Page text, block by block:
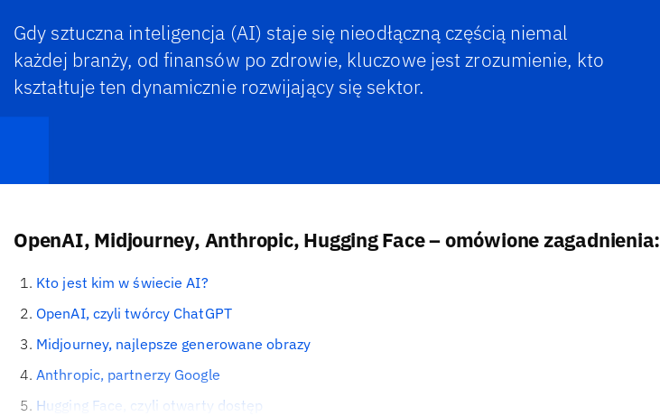
Gdy sztuczna inteligencja (AI) staje się nieodłączną częścią niemal
każdej branży, od finansów po zdrowie, kluczowe jest zrozumienie, kto
kształtuje ten dynamicznie rozwijający się sektor.
OpenAI, Midjourney, Anthropic, Hugging Face – omówione zagadnienia:
Kto jest kim w świecie AI?
OpenAI, czyli twórcy ChatGPT
Midjourney, najlepsze generowane obrazy
Anthropic, partnerzy Google
Hugging Face, czyli otwarty dostęp